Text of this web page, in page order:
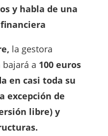
y habla de una
la gestora
a 100 euros
en casi toda su
excepción de
libre) y